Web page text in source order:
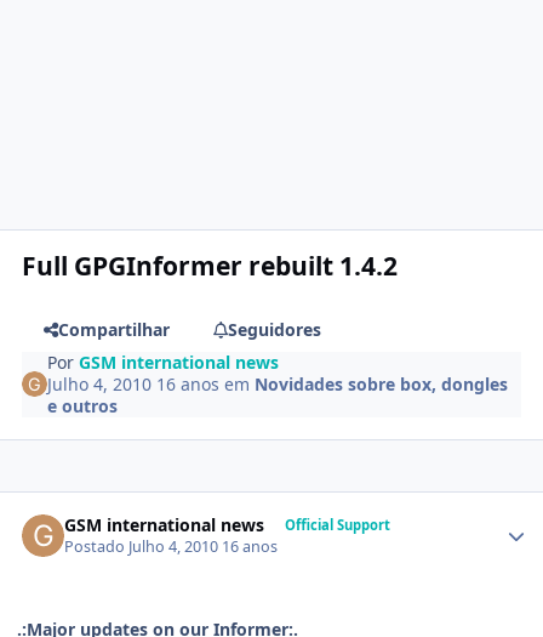
Full GPGInformer rebuilt 1.4.2
Compartilhar
Seguidores
PorGSM international news
Julho 4, 2010 16 anos em Novidades sobre box, dongles
e outros
GSM international news Official Support
Postado Julho 4, 2010 16 anos
.:Major updates on our Informer:.